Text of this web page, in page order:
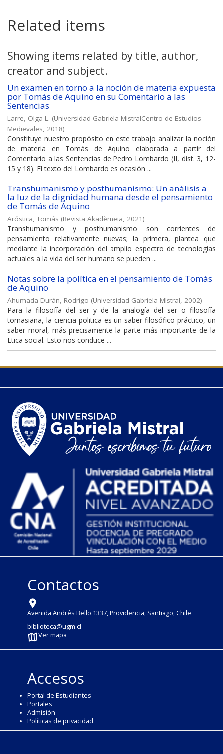
Related items
Showing items related by title, author,
creator and subject.
Un examen en torno a la noción de materia expuesta
por Tomás de Aquino en su Comentario a las
Sentencias
Larre, Olga L. (Universidad Gabriela MistralCentro de Estudios
Medievales, 2018)
Constituye nuestro propósito en este trabajo analizar la noción
de materia en Tomás de Aquino elaborada a partir del
Comentario a las Sentencias de Pedro Lombardo (II, dist. 3, 12-
15 y 18). El texto del Lombardo es ocasión ...
Transhumanismo y posthumanismo: Un análisis a
la luz de la dignidad humana desde el pensamiento
de Tomás de Aquino
Aróstica, Tomás (Revista Akadèmeia, 2021)
Transhumanismo y posthumanismo son corrientes de
pensamiento relativamente nuevas; la primera, plantea que
mediante la incorporación del amplio espectro de tecnologías
actuales a la vida del ser humano se pueden ...
Notas sobre la política en el pensamiento de Tomás
de Aquino
Ahumada Durán, Rodrigo (Universidad Gabriela MIstral, 2002)
Para la filosofía del ser y de la analogía del ser o filosofía
tornasiana, la ciencia politica es un saber filosófico-práctico, un
saber moral, más precisamente la parte más importante de la
Etica social. Esto nos conduce ...
Contactos
Avenida Andrés Bello 1337, Providencia, Santiago, Chile
biblioteca@ugm.cl
Ver mapa
Accesos
Portal de Estudiantes
Portales
Admisión
Políticas de privacidad